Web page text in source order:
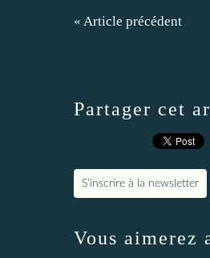
« Article précédent
Partager cet
S'inscrire à la newsletter
Vous aimerez